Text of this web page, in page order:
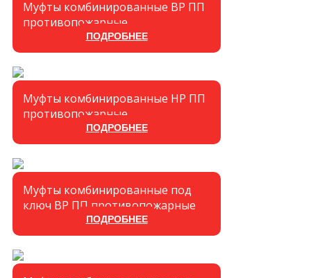
Муфты комбинированные ВР ПП
противопожарные
ПОДРОБНЕЕ
Муфты комбинированные НР ПП
противопожарные
ПОДРОБНЕЕ
Муфты комбинированные под
ключ ВР ПП противопожарные
ПОДРОБНЕЕ